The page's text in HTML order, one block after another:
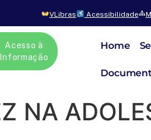
VLibras Acessibilidade
Acesso à
Informação
Home
NA